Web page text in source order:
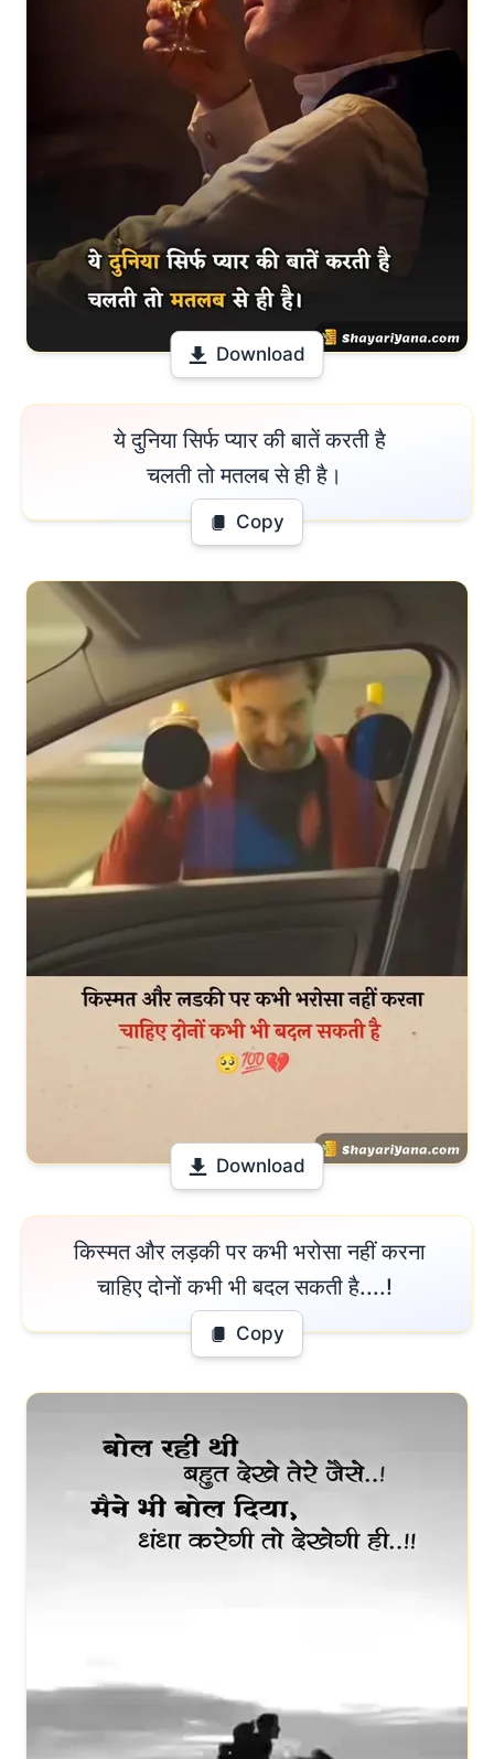
Download
ये दुनिया सिर्फ प्यार की बातें करती है
चलती तो मतलब से ही है।
Copy
Download
किस्मत और लड़की पर कभी भरोसा नहीं करना
चाहिए दोनों कभी भी बदल सकती है....!
Copy